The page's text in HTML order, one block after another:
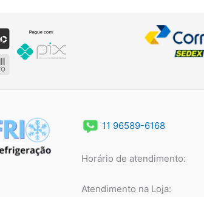
11 96589-6168
Horário de atendimento:
Atendimento na Loja: